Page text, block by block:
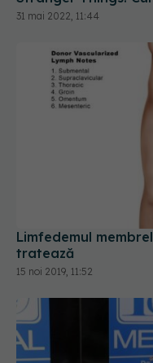
Limfedemul